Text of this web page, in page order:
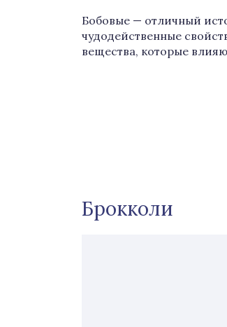
Бобовые — отличный
чудодейственные
вещества, которые
Брокколи